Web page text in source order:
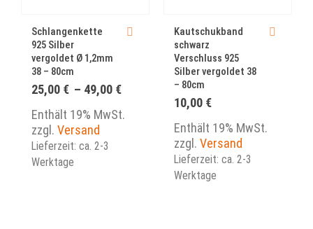
Schlangenkette
925 Silber
vergoldet Ø 1,2mm
38 – 80cm
25,00 € – 49,00 € Preisspanne:
bis
Enthält 19% MwSt.
zzgl. Versand
Lieferzeit: ca. 2-3
Werktage
Kautschukband
schwarz
Verschluss 925
Silber vergoldet 38
– 80cm
10,00 €
Enthält 19% MwSt.
zzgl. Versand
Lieferzeit: ca. 2-3
Werktage